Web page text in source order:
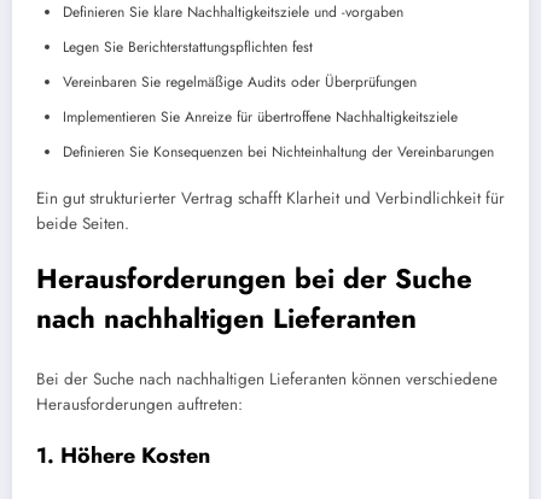
Definieren Sie klare Nachhaltigkeitsziele und -vorgaben
Legen Sie Berichterstattungspflichten fest
Vereinbaren Sie regelmäßige Audits oder Überprüfungen
Implementieren Sie Anreize für übertroffene Nachhaltigkeitsziele
Definieren Sie Konsequenzen bei Nichteinhaltung der Vereinbarungen
Ein gut strukturierter Vertrag schafft Klarheit und Verbindlichkeit für
beide Seiten.
Herausforderungen bei der Suche
nach nachhaltigen Lieferanten
Bei der Suche nach nachhaltigen Lieferanten können verschiedene
Herausforderungen auftreten:
1. Höhere Kosten